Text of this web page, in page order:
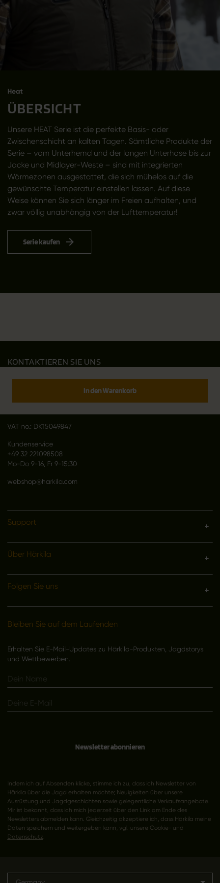
Heat
ÜBERSICHT
Unsere HEAT Serie ist die perfekte Basis- oder
Zwischenschicht an kalten Tagen. Sämtliche Produkte der
Serie – vom Unterhemd und der langen Unterhose bis zur
Jacke und Midlayer-Weste – sind mit integrierten
Wärmezonen ausgestattet, die sich mühelos auf die
gewünschte Temperatur einstellen lassen. Auf diese
Weise können Sie sich länger im Freien aufhalten, und
zwar völlig unabhängig von der Lufttemperatur!
Serie kaufen
In den Warenkorb
KONTAKTIEREN SIE UNS
Outfit International A/S
VAT no.: DK15049847
Kundenservice
+49 32 221098508
Mo-Do 9-16, Fr 9-15:30
webshop@harkila.com
Support
Über Härkila
Folgen Sie uns
Bleiben Sie auf dem Laufenden
Erhalten Sie E-Mail-Updates zu Härkila-Produkten, Jagdstorys
und Wettbewerben.
Newsletter abonnieren
Indem ich auf Absenden klicke, stimme ich zu, dass ich Newsletter von
Härkila über die Jagd erhalten möchte; Neuigkeiten über unsere
Ausrüstung und Jagdgeschichten sowie gelegentliche Verkaufsangebote.
Mir ist bekannt, dass ich mich jederzeit über den Link am Ende des
Newsletters abmelden kann. Gleichzeitig akzeptiere ich, dass Härkila meine
Daten speichern und weitergeben kann, vgl. unsere Cookie- und
Datenschutz.